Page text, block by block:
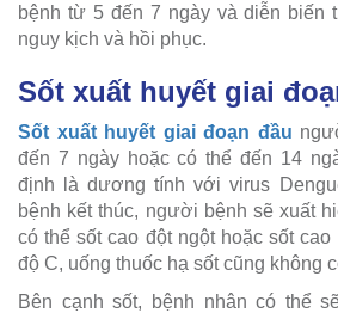
bệnh từ 5 đến 7 ngày và diễn biến
nguy kịch và hồi phục.
Sốt xuất huyết giai
Sốt xuất huyết giai đoạn đầu
đến 7 ngày hoặc có thể đến 14
định là dương tính với virus
bệnh kết thúc, người bệnh sẽ xuất
có thể sốt cao đột ngột hoặc sốt
độ C, uống thuốc hạ sốt cũng không
Bên cạnh sốt, bệnh nhân có thể